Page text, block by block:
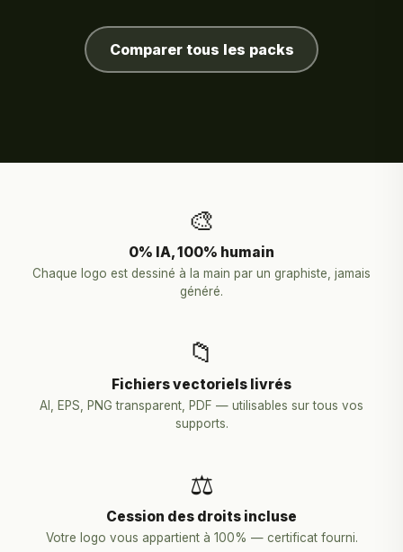
Comparer tous les packs
🎨
0% IA, 100% humain
Chaque logo est dessiné à la main par un graphiste, jamais
généré.
📁
Fichiers vectoriels livrés
AI, EPS, PNG transparent, PDF — utilisables sur tous vos
supports.
⚖️
Cession des droits incluse
Votre logo vous appartient à 100% — certificat fourni.